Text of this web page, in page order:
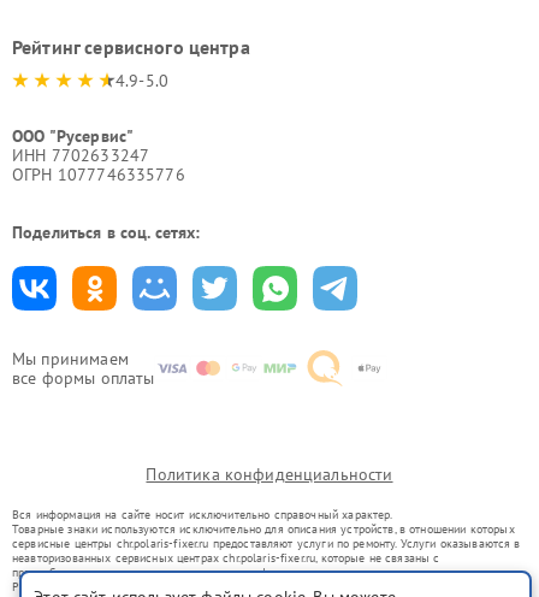
Мы принимаем
все формы оплаты
Рейтинг сервисного центра
4.9-5.0
ООО "Русервис"
ИНН 7702633247
ОГРН 1077746335776
Поделиться в соц. сетях:
Политика конфиденциальности
Вся информация на сайте носит исключительно справочный характер.
Товарные знаки используются исключительно для описания устройств, в отношении которых
сервисные центры chr.polaris-fixer.ru предоставляют услуги по ремонту. Услуги оказываются в
неавторизованных сервисных центрах chr.polaris-fixer.ru, которые не связаны с
правообладателями товарных знаков или их официальными представителями.
Ремонт осуществляется для устройств, уже введенных в гражданский оборот в соответствии